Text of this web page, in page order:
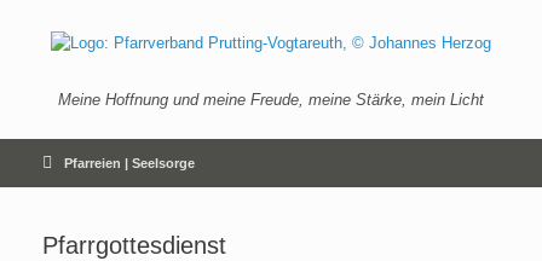
springen
Meine Hoffnung und meine Freude, meine Stärke, mein Licht
Pfarreien | Seelsorge
Pfarrgottesdienst